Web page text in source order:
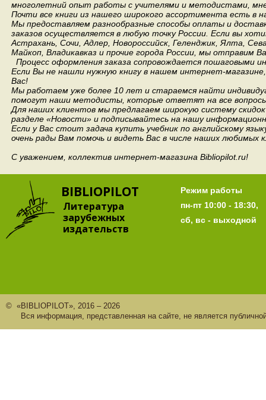
многолетний опыт работы с учителями и методистами,
Почти все книги из нашего широкого ассортимента есть в
Мы предоставляем разнообразные способы оплаты и
заказов осуществляется в любую точку России. Если вы
Астрахань, Сочи, Адлер, Новороссийск, Геленджик, Ялта,
Майкоп, Владикавказ и прочие города России, мы отправим
Процесс оформления заказа сопровождается пошаговыми
Если Вы не нашли нужную книгу в нашем интернет-
Вас!
Мы работаем уже более 10 лет и стараемся найти
помогут наши методисты, которые ответят на все
Для наших клиентов мы предлагаем широкую систему
разделе «Новости» и подписывайтесь на нашу
Если у Вас стоит задача купить учебник по английскому
очень рады Вам помочь и видеть Вас в числе наших любимых
С уважением, коллектив интернет-магазина Bibliopilot.ru!
BIBLIOPILOT
Литература
зарубежных
издательств
Режим работы
пн-пт 10:00 - 18:30,
сб, вс - выходной
© «BIBLIOPILOT», 2016 – 2026
Вся информация, представленная на сайте, не является